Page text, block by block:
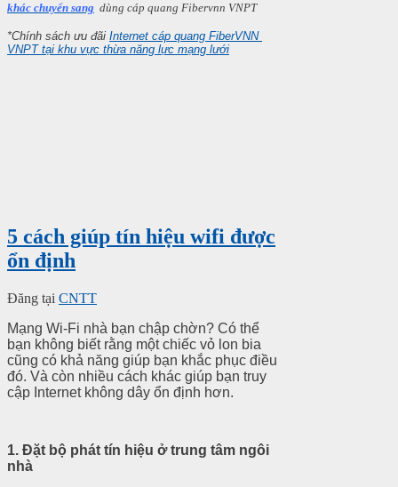
khác chuyển sang dùng cáp quang Fibervnn VNPT
*Chính sách ưu đãi Internet cáp quang FiberVNN
VNPT tại khu vực thừa năng lực mạng lưới
5 cách giúp tín hiệu wifi được
ổn định
Đăng tại CNTT
Mạng Wi-Fi nhà bạn chập chờn? Có thể
bạn không biết rằng một chiếc vỏ lon bia
cũng có khả năng giúp bạn khắc phục điều
đó. Và còn nhiều cách khác giúp bạn truy
cập Internet không dây ổn định hơn.
1. Đặt bộ phát tín hiệu ở trung tâm ngôi
nhà